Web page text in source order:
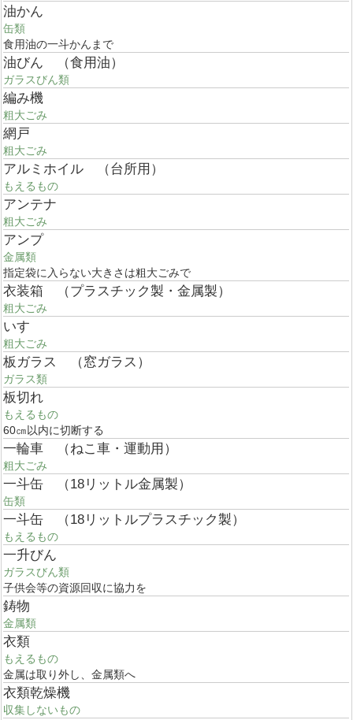
油かん
缶類
食用油の一斗かんまで
油びん （食用油）
ガラスびん類
編み機
粗大ごみ
網戸
粗大ごみ
アルミホイル （台所用）
もえるもの
アンテナ
粗大ごみ
アンプ
金属類
指定袋に入らない大きさは粗大ごみで
衣装箱 （プラスチック製・金属製）
粗大ごみ
いす
粗大ごみ
板ガラス （窓ガラス）
ガラス類
板切れ
もえるもの
60㎝以内に切断する
一輪車 （ねこ車・運動用）
粗大ごみ
一斗缶 （18リットル金属製）
缶類
一斗缶 （18リットルプラスチック製）
もえるもの
一升びん
ガラスびん類
子供会等の資源回収に協力を
鋳物
金属類
衣類
もえるもの
金属は取り外し、金属類へ
衣類乾燥機
収集しないもの